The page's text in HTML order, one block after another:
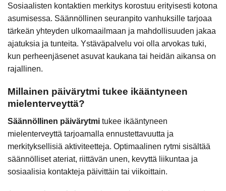
Sosiaalisten kontaktien merkitys korostuu erityisesti kotona
asumisessa. Säännöllinen seuranpito vanhuksille tarjoaa
tärkeän yhteyden ulkomaailmaan ja mahdollisuuden jakaa
ajatuksia ja tunteita. Ystäväpalvelu voi olla arvokas tuki,
kun perheenjäsenet asuvat kaukana tai heidän aikansa on
rajallinen.
Millainen päivärytmi tukee ikääntyneen
mielenterveyttä?
Säännöllinen päivärytmi tukee ikääntyneen
mielenterveyttä tarjoamalla ennustettavuutta ja
merkityksellisiä aktiviteetteja. Optimaalinen rytmi sisältää
säännölliset ateriat, riittävän unen, kevyttä liikuntaa ja
sosiaalisia kontakteja päivittäin tai viikoittain.